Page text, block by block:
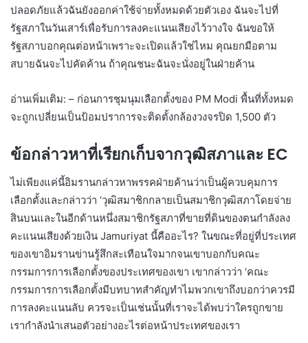
ปลอดภัยแล้วฉันยังออกค่าใช้จ่ายทั้งหมดด้วยตัวเอง ฉันจะไปที่
รัฐสภาในวันเสาร์เพื่อรับการลงคะแนนเสียงไว้วางใจ ฉันขอให้
รัฐสภาบอกคุณต่อหน้าเพราะจะเปิดแล้วใช่ไหม คุณยกมือตาม
สบายฉันจะไปคัดค้าน ถ้าคุณชนะฉันจะนั่งอยู่ในฝ่ายค้าน
อ่านเพิ่มเติม: – ก่อนการชุมนุมเลือกตั้งของ PM Modi พื้นที่ทั้งหมด
จะถูกเปลี่ยนเป็นป้อมปราการจะติดตั้งกล้องวงจรปิด 1,500 ตัว
ข้อกล่าวหาที่เรียกเก็บจากวุฒิสภาและ EC
ไม่เพียงแค่นี้อิมรานกล่าวหาพรรคฝ่ายค้านว่าเป็นผู้ควบคุมการ
เลือกตั้งและกล่าวว่า ‘วุฒิสมาชิกกลายเป็นสมาชิกวุฒิสภาโดยจ่าย
สินบนและในอีกด้านหนึ่งสมาชิกรัฐสภาที่ขายที่ดินของตนกำลังลง
คะแนนเสียงด้วยเงิน Jamuriyat นี้คืออะไร? ในขณะที่อยู่ที่ประเทศ
ของเขาอิมรานข่านรู้สึกสะเทือนใจมากจนเขาบอกกับคณะ
กรรมการการเลือกตั้งของประเทศของเขา เขากล่าวว่า ‘คณะ
กรรมการการเลือกตั้งมีบทบาทสำคัญทำไมพวกเขาถึงบอกว่าควรมี
การลงคะแนนลับ ควรจะเป็นเช่นนั้นที่เราจะได้พบว่าใครถูกขาย
เรากำลังนำเสนอตัวอย่างอะไรต่อหน้าประเทศของเรา